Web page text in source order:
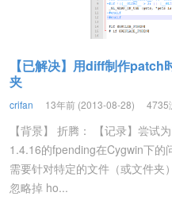
【已解决】用diff制作
夹
crifan 13年前 (2013-08-28) 4735
【背景】 折腾： 【记录】尝试
1.4.16的fpending在Cygwin下的
需要针对特定的文件（或文件夹
忽略掉 ho...